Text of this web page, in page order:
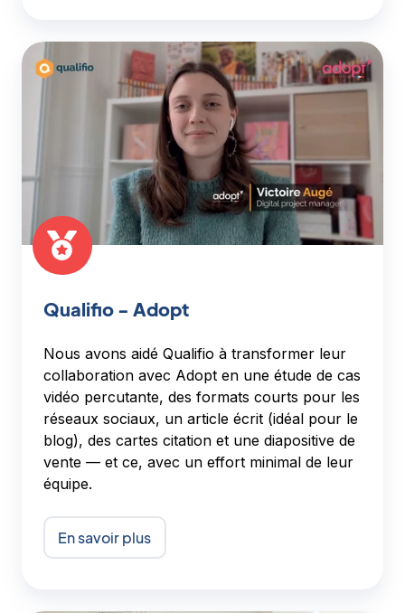
Qualifio
Qualifio - Adopt
Nous avons aidé Qualifio à transformer leur
collaboration avec Adopt en une étude de cas
vidéo percutante, des formats courts pour les
réseaux sociaux, un article écrit (idéal pour le
blog), des cartes citation et une diapositive de
vente — et ce, avec un effort minimal de leur
équipe.
En savoir plus